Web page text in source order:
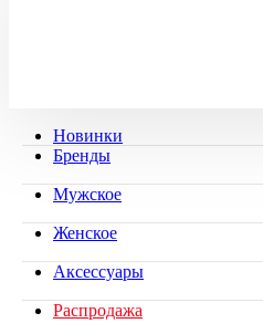
Новинки
Бренды
Мужское
Женское
Аксессуары
Распродажа